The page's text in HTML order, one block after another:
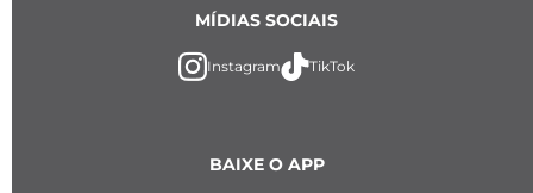
BAIXE O APP
MÍDIAS SOCIAIS
Instagram TikTok